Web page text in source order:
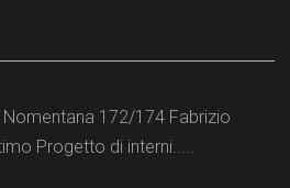
172/174 Fabrizio
Progetto di interni.....